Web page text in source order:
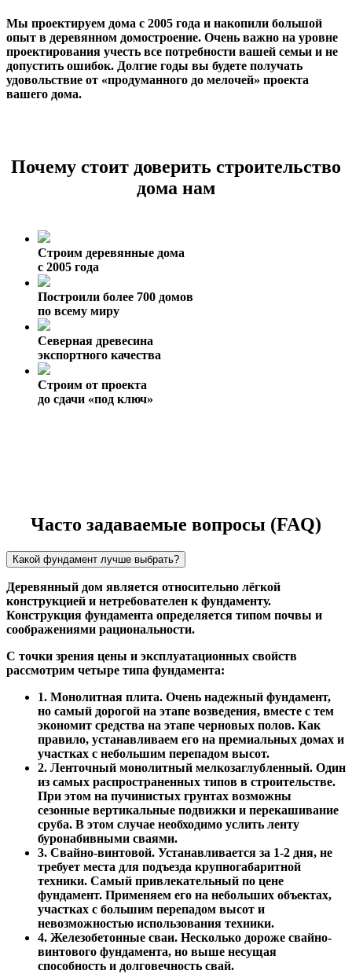
Мы проектируем дома с 2005 года и накопили большой
опыт в деревянном домостроение. Очень важно на уровне
проектирования учесть все потребности вашей семьи и не
допустить ошибок. Долгие годы вы будете получать
удовольствие от «продуманного до мелочей» проекта
вашего дома.
Почему стоит доверить строительство
дома нам
Строим деревянные дома
с 2005 года
Построили более 700 домов
по всему миру
Северная древесина
экспортного качества
Строим от проекта
до сдачи «под ключ»
Часто задаваемые вопросы (FAQ)
Какой фундамент лучше выбрать?
Деревянный дом является относительно лёгкой
конструкцией и нетребователен к фундаменту.
Конструкция фундамента определяется типом почвы и
соображениями рациональности.
С точки зрения цены и эксплуатационных свойств
рассмотрим четыре типа фундамента:
1. Монолитная плита. Очень надежный фундамент,
но самый дорогой на этапе возведения, вместе с тем
экономит средства на этапе черновых полов. Как
правило, устанавливаем его на премиальных домах и
участках с небольшим перепадом высот.
2. Ленточный монолитный мелкозаглубленный. Один
из самых распространенных типов в строительстве.
При этом на пучинистых грунтах возможны
сезонные вертикальные подвижки и перекашивание
сруба. В этом случае необходимо услить ленту
буронабивными сваями.
3. Свайно-винтовой. Устанавливается за 1-2 дня, не
требует места для подъезда крупногабаритной
техники. Самый привлекательный по цене
фундамент. Применяем его на небольших объектах,
участках с большим перепадом высот и
невозможностью использования техники.
4. Железобетонные сваи. Несколько дороже свайно-
винтового фундамента, но выше несущая
способность и долговечность свай.